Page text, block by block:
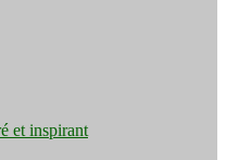
et inspirant